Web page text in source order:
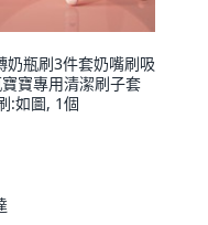
奶瓶刷3件套奶嘴刷吸
寶專用清潔刷子套
:如圖, 1個